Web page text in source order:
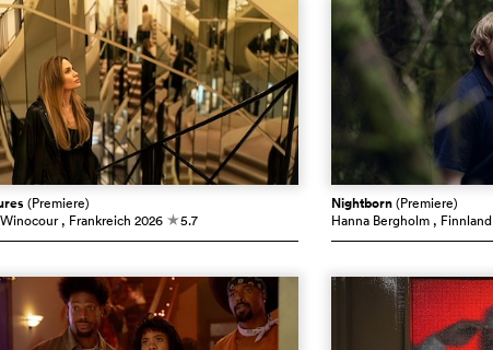
(Premiere)
, Frankreich 2026 c5.7
Nightborn(Premiere)
Hanna Bergholm , Finnland